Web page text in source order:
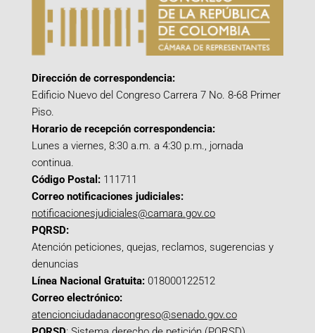
Dirección de correspondencia:
Edificio Nuevo del Congreso Carrera 7 No. 8-68 Primer
Piso.
Horario de recepción correspondencia:
Lunes a viernes, 8:30 a.m. a 4:30 p.m., jornada
continua.
Código Postal: 111711
Correo notificaciones judiciales:
notificacionesjudiciales@camara.gov.co
PQRSD:
Atención peticiones, quejas, reclamos, sugerencias y
denuncias
Línea Nacional Gratuita: 018000122512
Correo electrónico:
atencionciudadanacongreso@senado.gov.co